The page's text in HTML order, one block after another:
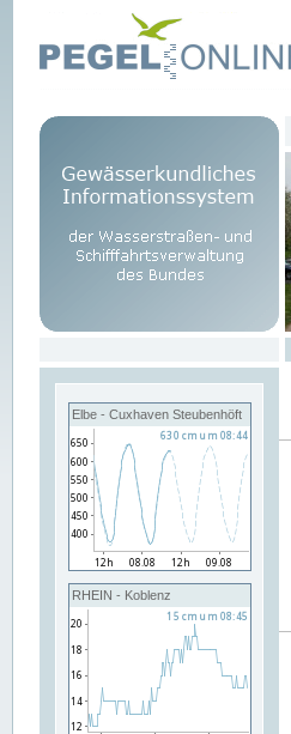
Elbe - Cuxhaven Steubenhöft
RHEIN - Koblenz